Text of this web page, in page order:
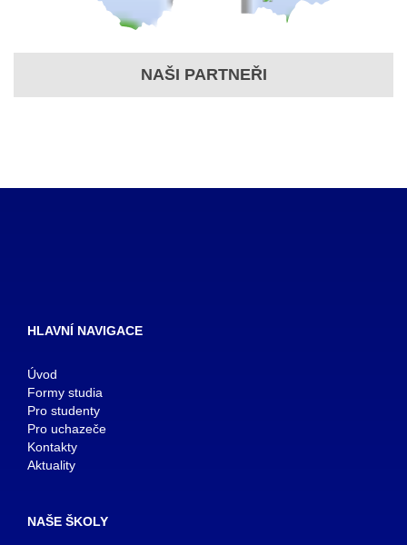
NAŠI PARTNEŘI
HLAVNÍ NAVIGACE
Úvod
Formy studia
Pro studenty
Pro uchazeče
Kontakty
Aktuality
NAŠE ŠKOLY